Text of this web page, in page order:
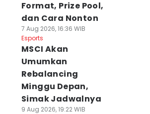
Format, Prize Pool,
dan Cara Nonton
7 Aug 2026, 16:36 WIB
Esports
MSCI Akan
Umumkan
Rebalancing
Minggu Depan,
Simak Jadwalnya
9 Aug 2026, 19:22 WIB